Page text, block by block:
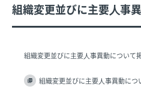
組織変更並びに主要⼈事
組織変更並びに主要⼈事異動について
組織変更並びに主要⼈事異動につ